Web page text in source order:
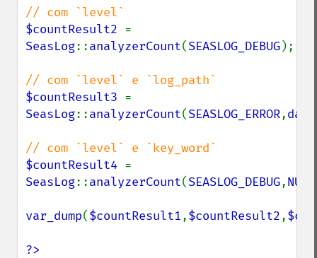
$countResult2
SeasLog::analyzerCount(SEASLOG_DEBUG);
$countResult3
SeasLog::analyzerCount(SEASLOG_ERROR,date
$countResult4
SeasLog::analyzerCount(SEASLOG_DEBUG,NULL
var_dump($countResult1,$countResult2,
?>